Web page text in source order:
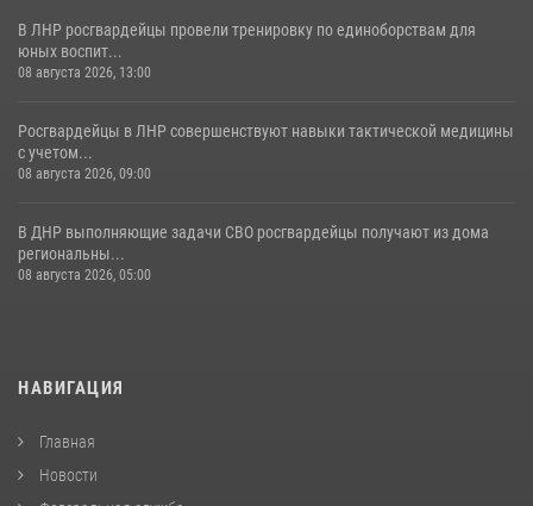
В ЛНР росгвардейцы провели тренировку по единоборствам для
юных воспит...
08 августа 2026, 13:00
Росгвардейцы в ЛНР совершенствуют навыки тактической медицины
с учетом...
08 августа 2026, 09:00
В ДНР выполняющие задачи СВО росгвардейцы получают из дома
региональны...
08 августа 2026, 05:00
НАВИГАЦИЯ
Главная
Новости